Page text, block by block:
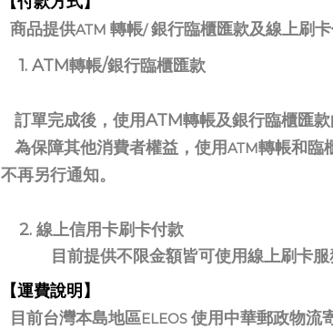
商品提供ATM 轉帳/銀行臨櫃匯款及線上刷
1. ATM轉帳/銀行臨櫃匯款
訂單完成後，使用ATM轉帳及銀行臨櫃匯
為保障其他消費者權益，使用ATM轉帳和臨
不再另行通知。
2. 線上信用卡刷卡付款
目前提供不限金額皆可使用線上刷卡服務
【運費說明】
目前台灣本島地區ELEOS 使用中華郵政物流